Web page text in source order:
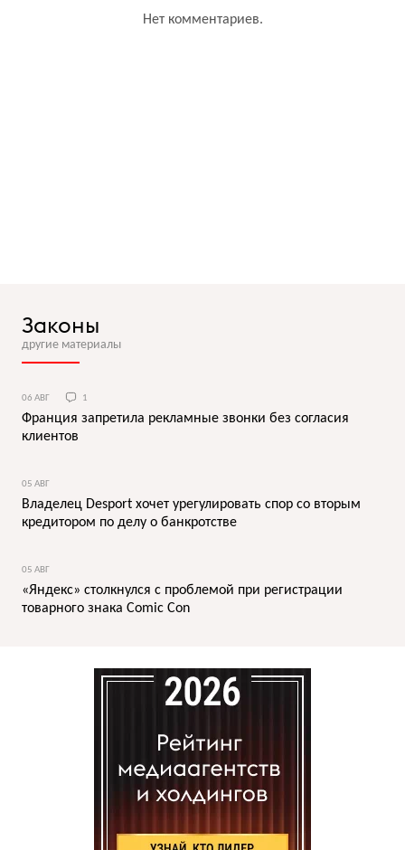
Нет комментариев.
Законы
другие материалы
06 АВГ 1
Франция запретила рекламные звонки без согласия
клиентов
05 АВГ
Владелец Desport хочет урегулировать спор со вторым
кредитором по делу о банкротстве
05 АВГ
«Яндекс» столкнулся с проблемой при регистрации
товарного знака Comic Con